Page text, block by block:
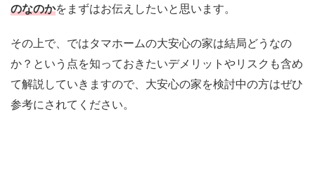
のなのかをまずはお伝えしたいと思います。
その上で、ではタマホームの大安心の家は結局どうなの
か？という点を知っておきたいデメリットやリスクも含め
て解説していきますので、大安心の家を検討中の方はぜひ
参考にされてください。